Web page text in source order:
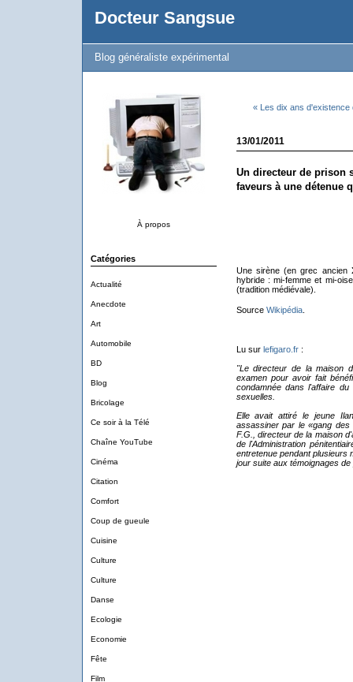
Docteur Sangsue
Blog généraliste expérimental
À propos
Catégories
Actualité
Anecdote
Art
Automobile
BD
Blog
Bricolage
Ce soir à la Télé
Chaîne YouTube
Cinéma
Citation
Comfort
Coup de gueule
Cuisine
Culture
Culture
Danse
Ecologie
Economie
Fête
Film
« Les dix ans d'existence
13/01/2011
Un directeur de prison
faveurs à une détenue
Une sirène (en grec ancien
hybride : mi-femme et mi-
(tradition médiévale).
Source Wikipédia.
Lu sur lefigaro.fr:
"Le directeur de la maison
examen pour avoir fait
condamnée dans l'affaire
sexuelles.
Elle avait attiré le jeune
assassiner par le «gang
F.G., directeur de la maison
de l'Administration
entretenue pendant plusieurs
jour suite aux témoignages